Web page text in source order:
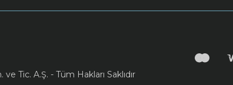
Tic. A.Ş. - Tüm Hakları Saklıdır